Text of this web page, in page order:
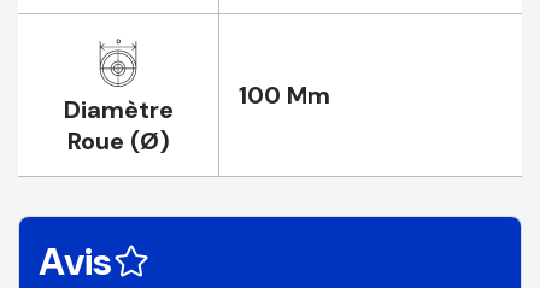
Diamètre
Roue (Ø)
100 Mm
Avis